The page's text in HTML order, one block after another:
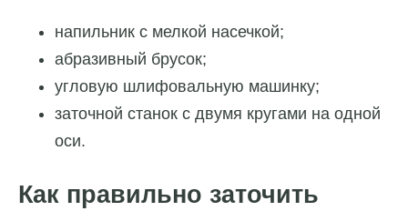
напильник с мелкой насечкой;
абразивный брусок;
угловую шлифовальную машинку;
заточной станок с двумя кругами на одной
оси.
Как правильно заточить